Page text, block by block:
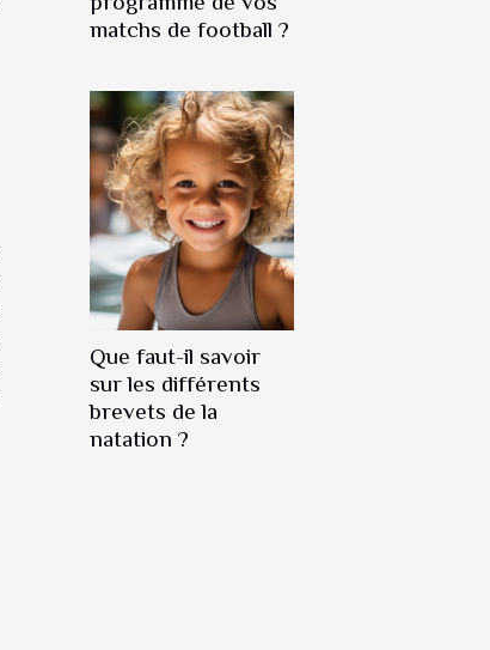
matchs de football ?
Que faut-il savoir
sur les différents
brevets de la
natation ?